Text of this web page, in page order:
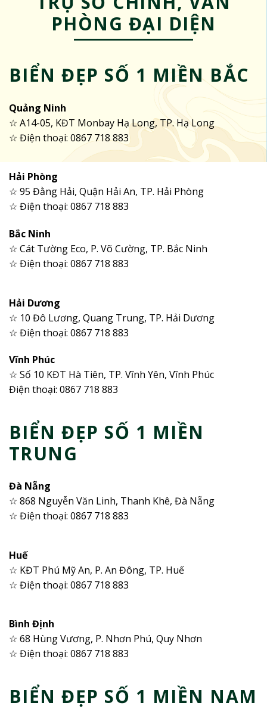
PHÒNG ĐẠI DIỆN
BIỂN ĐẸP SỐ 1 MIỀN BẮC
Quảng Ninh
☆ A14-05, KĐT Monbay Hạ Long, TP. Hạ Long
☆ Điện thoại: 0867 718 883
Hải Phòng
☆ 95 Đằng Hải, Quận Hải An, TP. Hải Phòng
☆ Điện thoại: 0867 718 883
Bắc Ninh
☆ Cát Tường Eco, P. Võ Cường, TP. Bắc Ninh
☆ Điện thoại: 0867 718 883
Hải Dương
☆ 10 Đô Lương, Quang Trung, TP. Hải Dương
☆ Điện thoại: 0867 718 883
Vĩnh Phúc
☆ Số 10 KĐT Hà Tiên, TP. Vĩnh Yên, Vĩnh Phúc
Điện thoại: 0867 718 883
BIỂN ĐẸP SỐ 1 MIỀN
TRUNG
Đà Nẵng
☆ 868 Nguyễn Văn Linh, Thanh Khê, Đà Nẵng
☆ Điện thoại: 0867 718 883
Huế
☆ KĐT Phú Mỹ An, P. An Đông, TP. Huế
☆ Điện thoại: 0867 718 883
Bình Định
☆ 68 Hùng Vương, P. Nhơn Phú, Quy Nhơn
☆ Điện thoại: 0867 718 883
BIỂN ĐẸP SỐ 1 MIỀN NAM